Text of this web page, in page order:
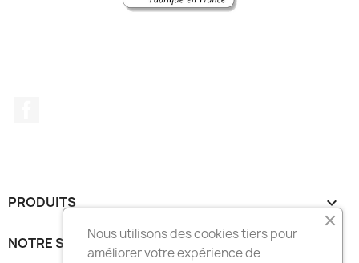
PRODUITS 
NOTRE SOCIÉTÉ
Nous utilisons des cookies tiers pour
améliorer votre expérience de